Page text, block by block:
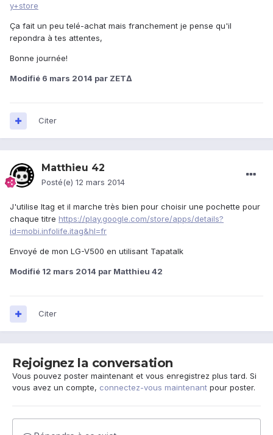
y+store
Ça fait un peu telé-achat mais franchement je pense qu'il
repondra à tes attentes,
Bonne journée!
Modifié 6 mars 2014 par ZET∆
Citer
Matthieu 42
Posté(e) 12 mars 2014
J'utilise Itag et il marche très bien pour choisir une pochette pour
chaque titre https://play.google.com/store/apps/details?
id=mobi.infolife.itag&hl=fr
Envoyé de mon LG-V500 en utilisant Tapatalk
Modifié 12 mars 2014 par Matthieu 42
Citer
Rejoignez la conversation
Vous pouvez poster maintenant et vous enregistrez plus tard. Si
vous avez un compte, connectez-vous maintenant pour poster.